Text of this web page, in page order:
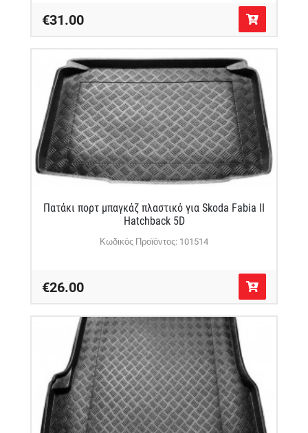
€31.00
Πατάκι πορτ μπαγκάζ πλαστικό για Skoda Fabia II
Hatchback 5D
Κωδικός Προϊόντος: 101514
€26.00